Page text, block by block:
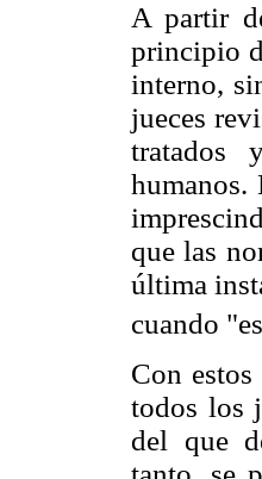
A partir
principio
interno,
jueces
tratados
humanos.
que las
última
cuando
Con
todos los
del que